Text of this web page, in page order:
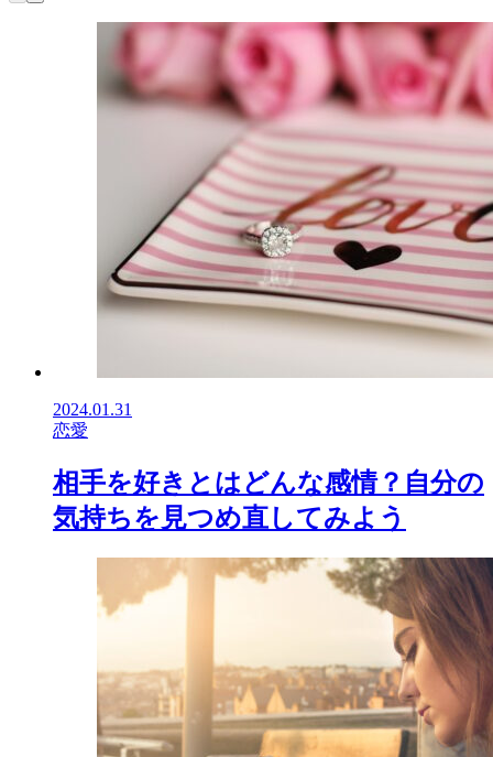
2024.01.31
恋愛
相手を好きとはどんな感情？自分の
気持ちを見つめ直してみよう